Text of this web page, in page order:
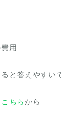
用
と答えやすい
こちら から